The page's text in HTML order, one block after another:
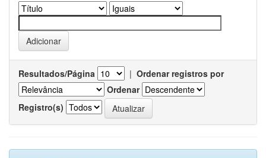
Resultados/Página | Ordenar registros por
Ordenar
Registro(s)